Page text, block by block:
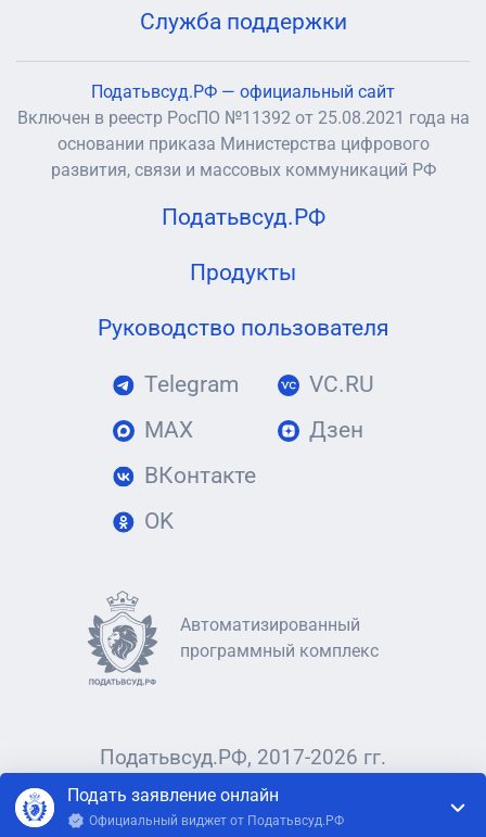
Подать заявление онлайн
Официальный виджет от Податьвсуд.РФ
Служба поддержки
Податьвсуд.РФ — официальный сайт
Включен в реестр РосПО №11392 от 25.08.2021 года на
основании приказа Министерства цифрового
развития, связи и массовых коммуникаций РФ
Податьвсуд.РФ
Продукты
Руководство пользователя
Telegram
MAX
ВКонтакте
OK
VC.RU
Дзен
Автоматизированный
программный комплекс
Податьвсуд.РФ, 2017-2026 гг.